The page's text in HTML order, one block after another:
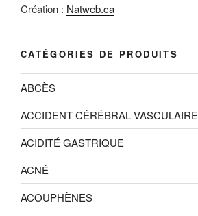
Création : Natweb.ca
CATÉGORIES DE PRODUITS
ABCÈS
ACCIDENT CÉRÉBRAL VASCULAIRE
ACIDITÉ GASTRIQUE
ACNÉ
ACOUPHÈNES